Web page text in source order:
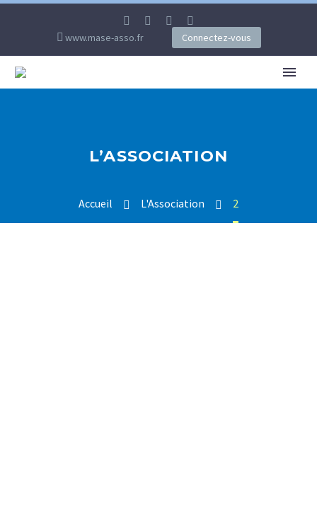
www.mase-asso.fr Connectez-vous
L’ASSOCIATION
Accueil L'Association 2